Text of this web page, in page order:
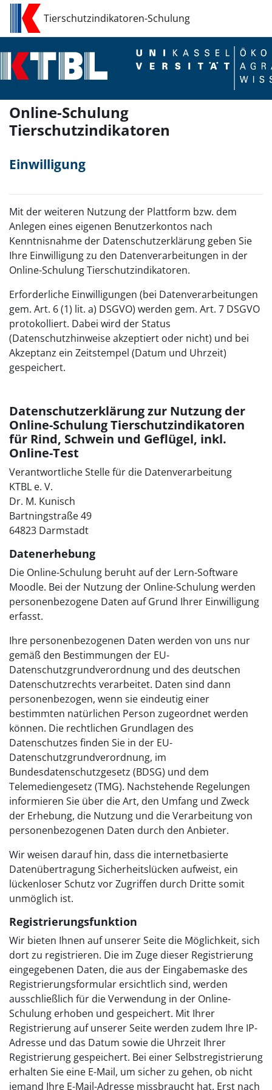
Zum Hauptinhalt
Tierschutzindikatoren-Schulung
Online-Schulung
Tierschutzindikatoren
Einwilligung
Mit der weiteren Nutzung der Plattform bzw. dem
Anlegen eines eigenen Benutzerkontos nach
Kenntnisnahme der Datenschutzerklärung geben Sie
Ihre Einwilligung zu den Datenverarbeitungen in der
Online-Schulung Tierschutzindikatoren.
Erforderliche Einwilligungen (bei Datenverarbeitungen
gem. Art. 6 (1) lit. a) DSGVO) werden gem. Art. 7 DSGVO
protokolliert. Dabei wird der Status
(Datenschutzhinweise akzeptiert oder nicht) und bei
Akzeptanz ein Zeitstempel (Datum und Uhrzeit)
gespeichert.
Datenschutzerklärung zur Nutzung der
Online-Schulung Tierschutzindikatoren
für Rind, Schwein und Geflügel, inkl.
Online-Test
Verantwortliche Stelle für die Datenverarbeitung
KTBL e. V.
Dr. M. Kunisch
Bartningstraße 49
64823 Darmstadt
Datenerhebung
Die Online-Schulung beruht auf der Lern-Software
Moodle. Bei der Nutzung der Online-Schulung werden
personenbezogene Daten auf Grund Ihrer Einwilligung
erfasst.
Ihre personenbezogenen Daten werden von uns nur
gemäß den Bestimmungen der EU-
Datenschutzgrundverordnung und des deutschen
Datenschutzrechts verarbeitet. Daten sind dann
personenbezogen, wenn sie eindeutig einer
bestimmten natürlichen Person zugeordnet werden
können. Die rechtlichen Grundlagen des
Datenschutzes finden Sie in der EU-
Datenschutzgrundverordnung, im
Bundesdatenschutzgesetz (BDSG) und dem
Telemediengesetz (TMG). Nachstehende Regelungen
informieren Sie über die Art, den Umfang und Zweck
der Erhebung, die Nutzung und die Verarbeitung von
personenbezogenen Daten durch den Anbieter.
Wir weisen darauf hin, dass die internetbasierte
Datenübertragung Sicherheitslücken aufweist, ein
lückenloser Schutz vor Zugriffen durch Dritte somit
unmöglich ist.
Registrierungsfunktion
Wir bieten Ihnen auf unserer Seite die Möglichkeit, sich
dort zu registrieren. Die im Zuge dieser Registrierung
eingegebenen Daten, die aus der Eingabemaske des
Registrierungsformular ersichtlich sind, werden
ausschließlich für die Verwendung in der Online-
Schulung erhoben und gespeichert. Mit Ihrer
Registrierung auf unserer Seite werden zudem Ihre IP-
Adresse und das Datum sowie die Uhrzeit Ihrer
Registrierung gespeichert. Bei einer Selbstregistrierung
erhalten Sie eine E-Mail, um sicher zu gehen, ob nicht
jemand Ihre E-Mail-Adresse missbraucht hat. Erst nach